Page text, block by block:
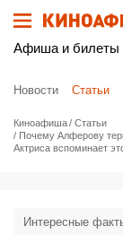
Афиша и билеты
Новости Статьи
Киноафиша
Статьи
Почему Алферову
Актриса вспоминает
Интересные